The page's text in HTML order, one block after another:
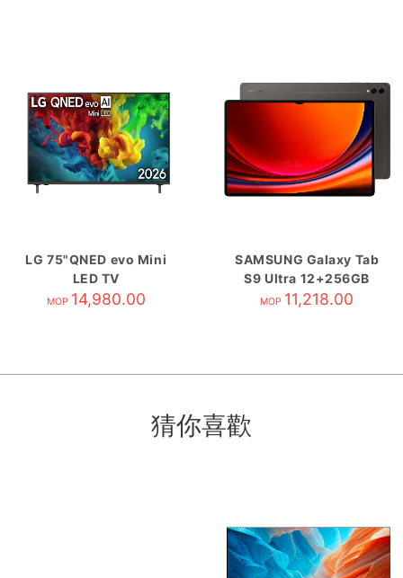
LG 75"QNED evo Mini
LED TV
75QNED82BCA
MOP 14,980.00
SAMSUNG Galaxy Tab
S9 Ultra 12+256GB
5G 炭灰黑
MOP 11,218.00
猜你喜歡